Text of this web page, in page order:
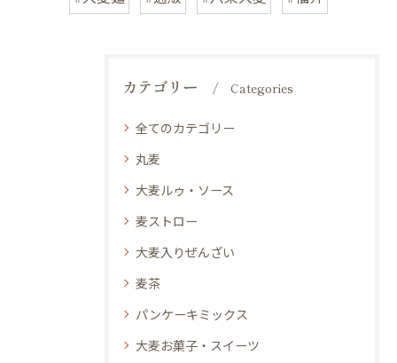
カテゴリー Categories
全てのカテゴリー
丸麦
大麦ルゥ・ソース
麦ストロー
大麦入りぜんざい
麦茶
パンケーキミックス
大麦お菓子・スイーツ